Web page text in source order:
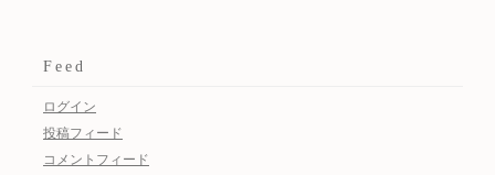
Feed
ログイン
投稿フィード
コメントフィード